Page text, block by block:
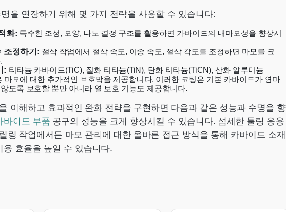
을 연장하기 위해 몇 가지 전략을 사용할 수 있습니다:
화: 특수한 조성, 모양, 나노 결정 구조를 활용하면 카바이드의 내마모성을 향상시
조정하기: 절삭 작업에서 절삭 속도, 이송 속도, 절삭 각도를 조정하면 마모를 크
: 티타늄 카바이드(TiC), 질화 티타늄(TiN), 탄화 티타늄(TiCN), 산화 알루미늄
마모에 대한 추가적인 보호막을 제공합니다. 이러한 코팅은 기본 카바이드가 연마
도록 보호할 뿐만 아니라 열 보호 기능도 제공합니다.
이해하고 효과적인 완화 전략을 구현하면 다음과 같은 성능과 수명을 향
바이드 부품 공구의 성능을 크게 향상시킬 수 있습니다. 섬세한 툴링 응용
링 작업에서든 마모 관리에 대한 올바른 접근 방식을 통해 카바이드 소재
용 효율을 높일 수 있습니다.